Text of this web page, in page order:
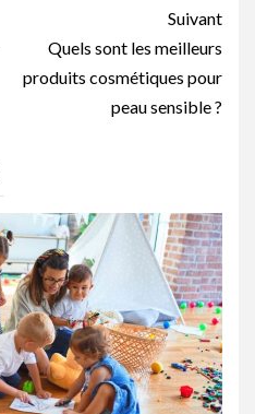
Suivant
Quels sont les meilleurs
produits cosmétiques pour
peau sensible ?